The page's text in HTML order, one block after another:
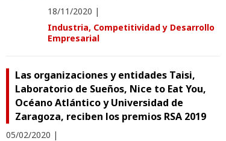
18/11/2020 |
Industria, Competitividad y Desarrollo
Empresarial
Las organizaciones y entidades Taisi,
Laboratorio de Sueños, Nice to Eat You,
Océano Atlántico y Universidad de
Zaragoza, reciben los premios RSA 2019
05/02/2020 |